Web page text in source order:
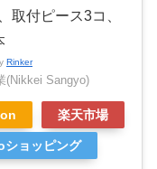
取付ピース3コ、
Rinker
(Nikkei Sangyo)
楽天市場
ショッピング